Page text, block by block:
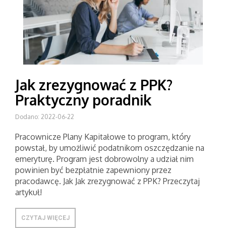
Jak zrezygnować z PPK?
Praktyczny poradnik
Dodano: 2022-06-22
Pracownicze Plany Kapitałowe to program, który
powstał, by umożliwić podatnikom oszczędzanie na
emeryturę. Program jest dobrowolny a udział nim
powinien być bezpłatnie zapewniony przez
pracodawcę. Jak Jak zrezygnować z PPK? Przeczytaj
artykuł!
CZYTAJ WIĘCEJ